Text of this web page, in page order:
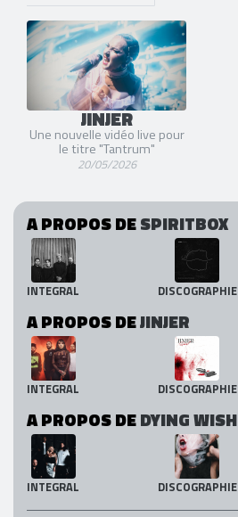
JINJER
Une nouvelle vidéo live pour
le titre "Tantrum"
20/05/2026
A PROPOS DESPIRITBOX
INTEGRAL DISCOGRAPHIE
A PROPOS DEJINJER
INTEGRAL DISCOGRAPHIE
A PROPOS DEDYING WISH
INTEGRAL DISCOGRAPHIE